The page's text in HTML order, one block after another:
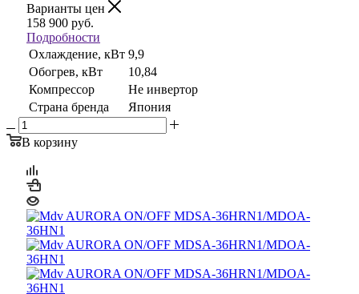
Варианты цен
158 900 руб.
Подробности
Охлаждение, кВт 9,9
Обогрев, кВт
10,84
Компрессор
Не инвертор
Страна бренда
Япония
В корзину